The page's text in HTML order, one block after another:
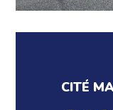
CITÉ